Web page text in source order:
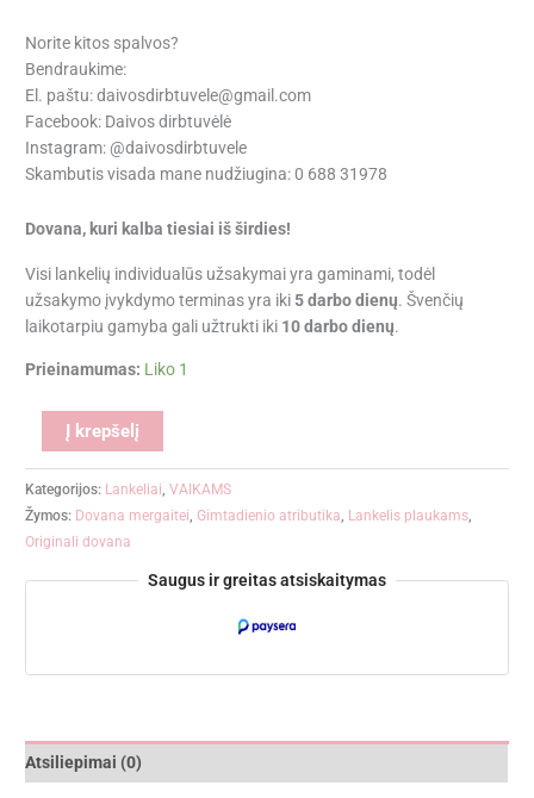
Norite kitos spalvos?
Bendraukime:
El. paštu: daivosdirbtuvele@gmail.com
Facebook: Daivos dirbtuvėlė
Instagram: @daivosdirbtuvele
Skambutis visada mane nudžiugina: 0 688 31978
Dovana, kuri kalba tiesiai iš širdies!
Visi lankelių individualūs užsakymai yra gaminami, todėl
užsakymo įvykdymo terminas yra iki5 darbo dienų. Švenčių
laikotarpiu gamyba gali užtrukti iki 10 darbo dienų.
Prieinamumas: Liko 1
Į krepšelį
Kategorijos: Lankeliai,VAIKAMS
Žymos: Dovana mergaitei, Gimtadienio atributika, Lankelis plaukams,
Originali dovana
Saugus ir greitas atsiskaitymas
Atsiliepimai (0)